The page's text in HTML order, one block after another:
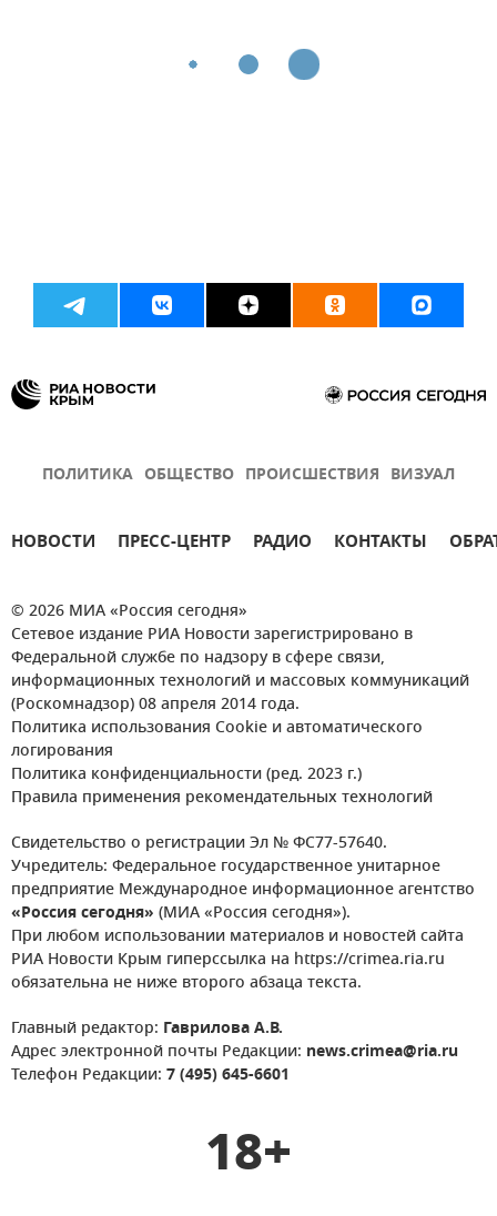
ПОЛИТИКА ОБЩЕСТВО ПРОИСШЕСТВИЯ ВИЗУАЛ
НОВОСТИ ПРЕСС-ЦЕНТР РАДИО КОНТАКТЫ
© 2026 МИА «Россия сегодня»
Сетевое издание РИА Новости зарегистрировано в
Федеральной службе по надзору в сфере связи,
информационных технологий и массовых коммуникаций
(Роскомнадзор) 08 апреля 2014 года.
Политика использования Cookie и автоматического
логирования
Политика конфиденциальности (ред. 2023 г.)
Правила применения рекомендательных технологий
Свидетельство о регистрации Эл № ФС77-57640.
Учредитель: Федеральное государственное унитарное
предприятие Международное информационное агентство
«Россия сегодня» (МИА «Россия сегодня»).
При любом использовании материалов и новостей сайта
РИА Новости Крым гиперссылка на https://crimea.ria.ru
обязательна не ниже второго абзаца текста.
Главный редактор: Гаврилова А.В.
Адрес электронной почты Редакции: news.crimea@ria.ru
Телефон Редакции: 7 (495) 645-6601
18+